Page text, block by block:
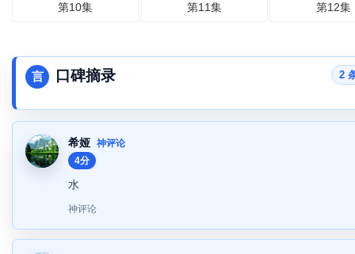
第10集 第11集 第12集
言 口碑摘录 2
希娅 神评论
4分
水
神评论